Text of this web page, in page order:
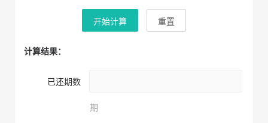
开始计算 重置
计算结果：
已还期数
期